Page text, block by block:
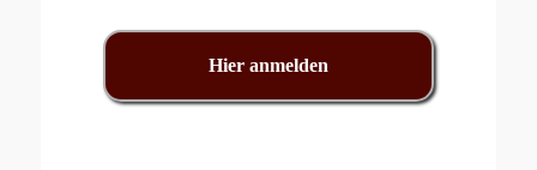
Hier anmelden